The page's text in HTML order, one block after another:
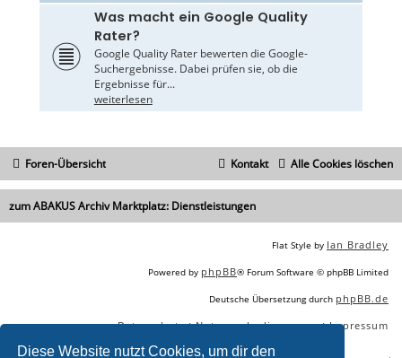
Diese Website nutzt Cookies, um dir den
Was macht ein Google Quality
Rater?
Google Quality Rater bewerten die Google-
Suchergebnisse. Dabei prüfen sie, ob die
Ergebnisse für...
weiterlesen
Foren-Übersicht Alle Cookies löschen
Kontakt
zum ABAKUS Archiv Marktplatz: Dienstleistungen
Flat Style by Ian Bradley
Powered by phpBB® Forum Software © phpBB Limited
Deutsche Übersetzung durch phpBB.de
Datenschutz|Nutzungsbedingungen|Impressum